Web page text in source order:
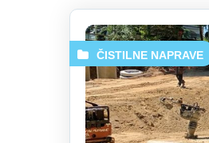
ČISTILNE NAPRAVE